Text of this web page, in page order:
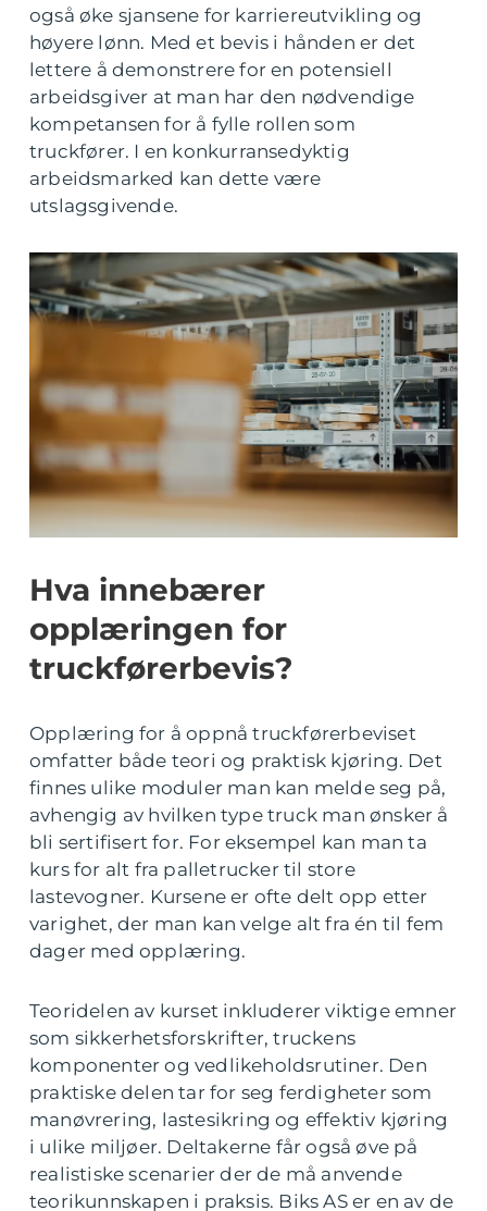
også øke sjansene for karriereutvikling og
høyere lønn. Med et bevis i hånden er det
lettere å demonstrere for en potensiell
arbeidsgiver at man har den nødvendige
kompetansen for å fylle rollen som
truckfører. I en konkurransedyktig
arbeidsmarked kan dette være
utslagsgivende.
Hva innebærer
opplæringen for
truckførerbevis?
Opplæring for å oppnå truckførerbeviset
omfatter både teori og praktisk kjøring. Det
finnes ulike moduler man kan melde seg på,
avhengig av hvilken type truck man ønsker å
bli sertifisert for. For eksempel kan man ta
kurs for alt fra palletrucker til store
lastevogner. Kursene er ofte delt opp etter
varighet, der man kan velge alt fra én til fem
dager med opplæring.
Teoridelen av kurset inkluderer viktige emner
som sikkerhetsforskrifter, truckens
komponenter og vedlikeholdsrutiner. Den
praktiske delen tar for seg ferdigheter som
manøvrering, lastesikring og effektiv kjøring
i ulike miljøer. Deltakerne får også øve på
realistiske scenarier der de må anvende
teorikunnskapen i praksis. Biks AS er en av de